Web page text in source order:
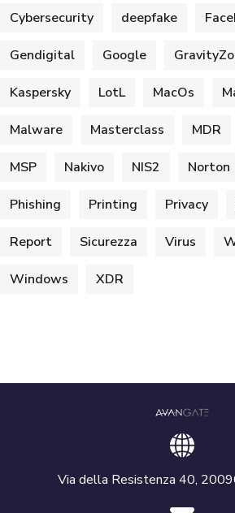
Cybersecurity deepfake
Gendigital Google
Kaspersky LotL MacOs
Malware Masterclass MDR
MSP Nakivo NIS2 Norton
Phishing Printing Privacy
Report Sicurezza Virus
Windows XDR
Via della Resistenza 40,